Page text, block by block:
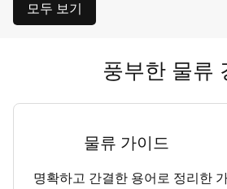
모두 보기
풍부한 물류
물류 가이드
명확하고 간결한 용어로 정리한